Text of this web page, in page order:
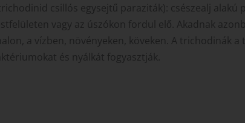
csillós egysejtű paraziták): csészealj alakú
vagy az úszókon fordul elő. Akadnak
a vízben, növényeken, köveken. A trichodinák
és nyálkát fogyasztják.